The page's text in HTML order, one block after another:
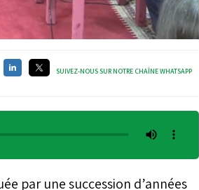
SUIVEZ-NOUS SUR NOTRE CHAÎNE WHATSAPP
par une succession d’années